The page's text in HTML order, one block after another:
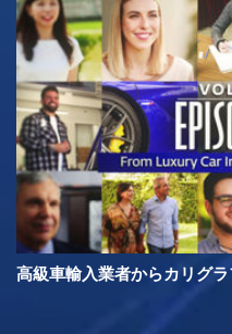
高級車輸入業者からカリグ